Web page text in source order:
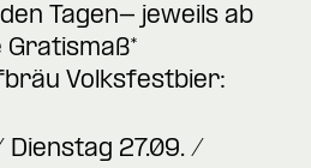
Tagen- jeweils ab
Volksfestbier:
27.09. /